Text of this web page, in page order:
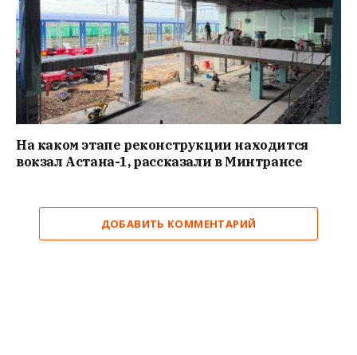
На каком этапе реконструкции находится
вокзал Астана-1, рассказали в Минтрансе
ДОБАВИТЬ КОММЕНТАРИЙ